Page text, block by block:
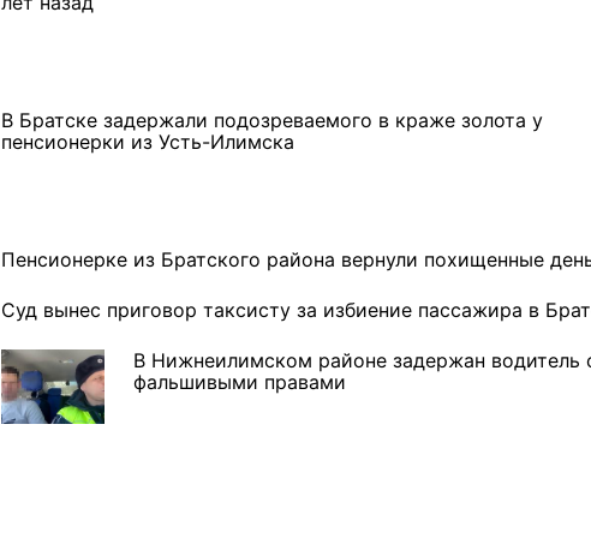
В Братске задержали подозреваемого в краже золота у
пенсионерки из Усть-Илимска
Пенсионерке из Братского района вернули похищенные
Суд вынес приговор таксисту за избиение пассажира в
В Нижнеилимском районе задержан водитель
фальшивыми правами